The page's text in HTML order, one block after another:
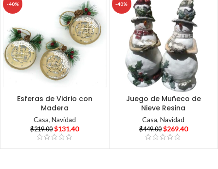
-40%
Esferas de Vidrio con
Madera
Casa, Navidad
$219.00 $131.40
-40%
Juego de Muñeco de
Nieve Resina
Casa,Navidad
$449.00 $269.40